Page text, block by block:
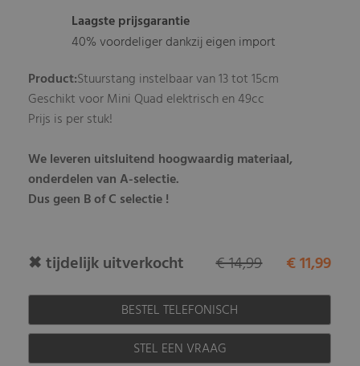
Laagste prijsgarantie
40% voordeliger dankzij eigen import
Product:Stuurstang instelbaar van 13 tot 15cm
Geschikt voor Mini Quad elektrisch en 49cc
Prijs is per stuk!
We leveren uitsluitend hoogwaardig materiaal,
onderdelen van A-selectie.
Dus geen B of C selectie !
✖ tijdelijk uitverkocht € 11,99
€ 14,99
BESTEL TELEFONISCH
STEL EEN VRAAG